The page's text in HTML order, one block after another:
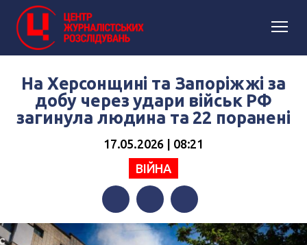
На Херсонщині та Запоріжжі за
добу через удари військ РФ
загинула людина та 22 поранені
17.05.2026 | 08:21
ВІЙНА
FacebookTwitterTelegram